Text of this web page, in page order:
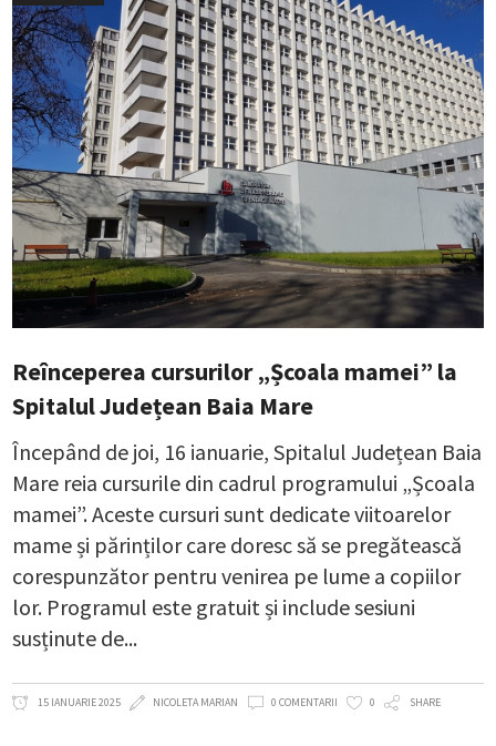
Reînceperea cursurilor „Școala mamei” la
Spitalul Județean Baia Mare
Începând de joi, 16 ianuarie, Spitalul Județean Baia
Mare reia cursurile din cadrul programului „Școala
mamei”. Aceste cursuri sunt dedicate viitoarelor
mame și părinților care doresc să se pregătească
corespunzător pentru venirea pe lume a copiilor
lor. Programul este gratuit și include sesiuni
susținute de
15 IANUARIE 2025 NICOLETA MARIAN 0 COMENTARII 0 SHARE